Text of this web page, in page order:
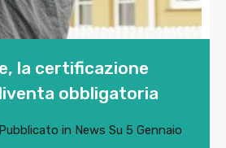
la certificazione
obbligatoria
Pubblicato in News Su 5 Gennaio